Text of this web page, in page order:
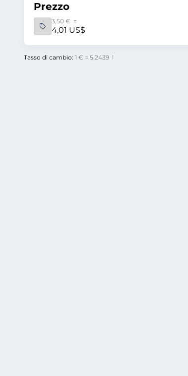
Prezzo
3,50 € =
4,01 US$
Tasso di cambio: 1 € = 5,2439 l